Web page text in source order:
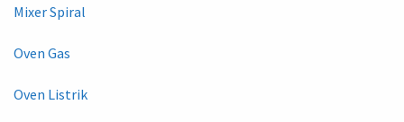
Mixer Spiral
Oven Gas
Oven Listrik